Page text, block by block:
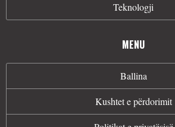
Teknologji
MENU
Ballina
Kushtet e përdorimit